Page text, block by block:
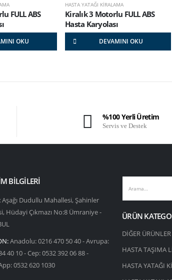
FULL ABS
OKU
HASTA YATAĞI KİRALAMA
Kiralık 3 Motorlu FULL ABS
Hasta Karyolası
DEVAMINI OKU
%100 Yerli Üretim
Servis ve Destek
BILGILERI
Aşağı Dudullu Mahallesi, Şahinler
Hüdayi Çıkmazı No:8 Ümraniye -
Anadolu: 0216 470 50 40 - Avrupa:
40 10 - Cep: 0532 392 06 88 -
0532 620 1030
ÜRÜN
DİĞER ÜRÜNLER
HASTA TAŞIMA
HASTA YATAĞI